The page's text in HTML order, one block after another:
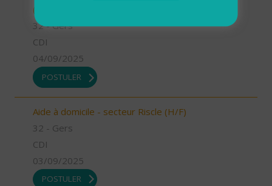
(H/F)
32 - Gers
CDI
04/09/2025
POSTULER
Aide à domicile - secteur Riscle (H/F)
32 - Gers
CDI
03/09/2025
POSTULER